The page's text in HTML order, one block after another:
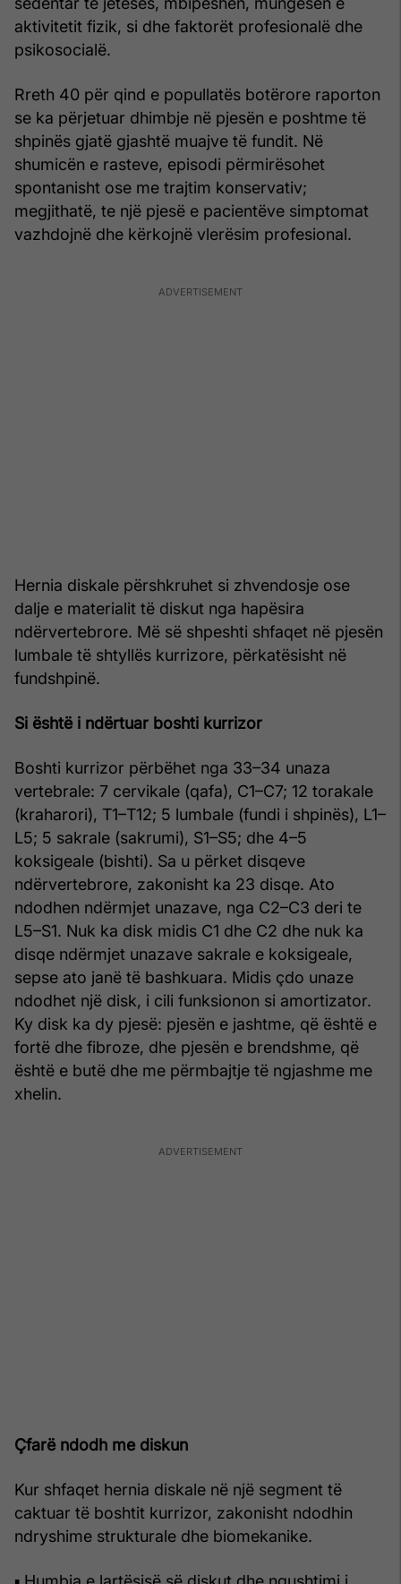
aktivitetit fizik, si dhe faktorët profesionalë dhe
psikosocialë.
Rreth 40 për qind e popullatës botërore raporton
se ka përjetuar dhimbje në pjesën e poshtme të
shpinës gjatë gjashtë muajve të fundit. Në
shumicën e rasteve, episodi përmirësohet
spontanisht ose me trajtim konservativ;
megjithatë, te një pjesë e pacientëve simptomat
vazhdojnë dhe kërkojnë vlerësim profesional.
Hernia diskale përshkruhet si zhvendosje ose
dalje e materialit të diskut nga hapësira
ndërvertebrore. Më së shpeshti shfaqet në pjesën
lumbale të shtyllës kurrizore, përkatësisht në
fundshpinë.
Si është i ndërtuar boshti kurrizor
Boshti kurrizor përbëhet nga 33–34 unaza
vertebrale: 7 cervikale (qafa), C1–C7; 12 torakale
(kraharori), T1–T12; 5 lumbale (fundi i shpinës), L1–
L5; 5 sakrale (sakrumi), S1–S5; dhe 4–5
koksigeale (bishti). Sa u përket disqeve
ndërvertebrore, zakonisht ka 23 disqe. Ato
ndodhen ndërmjet unazave, nga C2–C3 deri te
L5–S1. Nuk ka disk midis C1 dhe C2 dhe nuk ka
disqe ndërmjet unazave sakrale e koksigeale,
sepse ato janë të bashkuara. Midis çdo unaze
ndodhet një disk, i cili funksionon si amortizator.
Ky disk ka dy pjesë: pjesën e jashtme, që është e
fortë dhe fibroze, dhe pjesën e brendshme, që
është e butë dhe me përmbajtje të ngjashme me
xhelin.
Çfarë ndodh me diskun
Kur shfaqet hernia diskale në një segment të
caktuar të boshtit kurrizor, zakonisht ndodhin
ndryshime strukturale dhe biomekanike.